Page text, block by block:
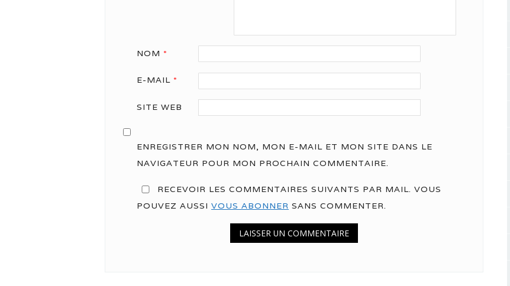
NOM *
E-MAIL *
SITE WEB
ENREGISTRER MON NOM, MON E-MAIL ET MON SITE DANS LE
NAVIGATEUR POUR MON PROCHAIN COMMENTAIRE.
RECEVOIR LES COMMENTAIRES SUIVANTS PAR MAIL. VOUS
POUVEZ AUSSI VOUS ABONNER SANS COMMENTER.